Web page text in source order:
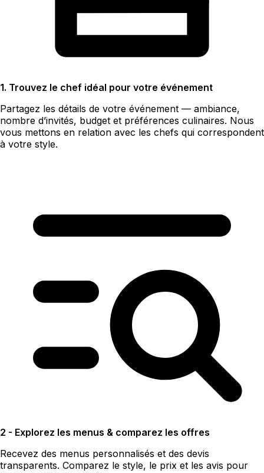
1. Trouvez le chef idéal pour votre événement
Partagez les détails de votre événement — ambiance,
nombre d’invités, budget et préférences culinaires. Nous
vous mettons en relation avec les chefs qui correspondent
à votre style.
2 - Explorez les menus & comparez les offres
Recevez des menus personnalisés et des devis
transparents. Comparez le style, le prix et les avis pour